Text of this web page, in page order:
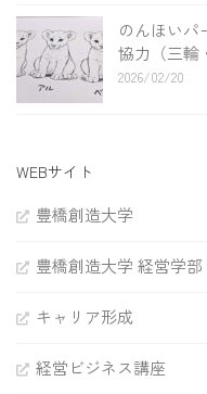
のんほいパ
協力（三輪
2026/02/20
WEBサイト
豊橋創造大学
豊橋創造大学 経営学
キャリア形成
経営ビジネス講座